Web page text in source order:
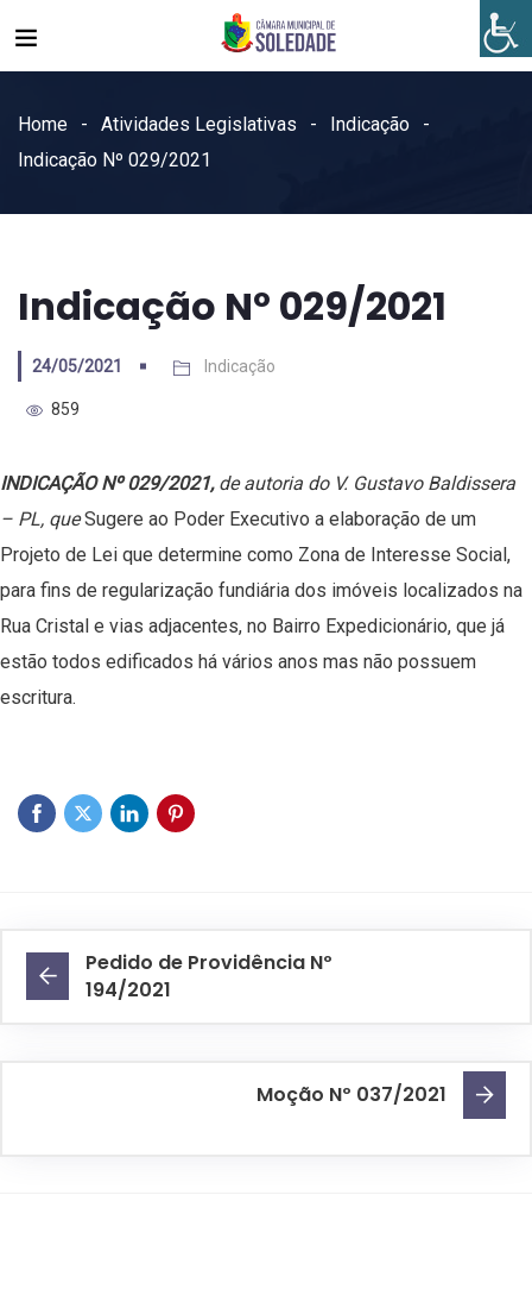
Home Atividades Legislativas
Indicação
Indicação Nº 029/2021
Indicação Nº 029/2021
24/05/2021 Indicação
859
INDICAÇÃO Nº 029/2021,de autoria do V. Gustavo Baldissera
– PL, queSugere ao Poder Executivo a elaboração de um
Projeto de Lei que determine como Zona de Interesse Social,
para fins de regularização fundiária dos imóveis localizados na
Rua Cristal e vias adjacentes, no Bairro Expedicionário, que já
estão todos edificados há vários anos mas não possuem
escritura.
Pedido de Providência Nº
194/2021
Moção Nº 037/2021